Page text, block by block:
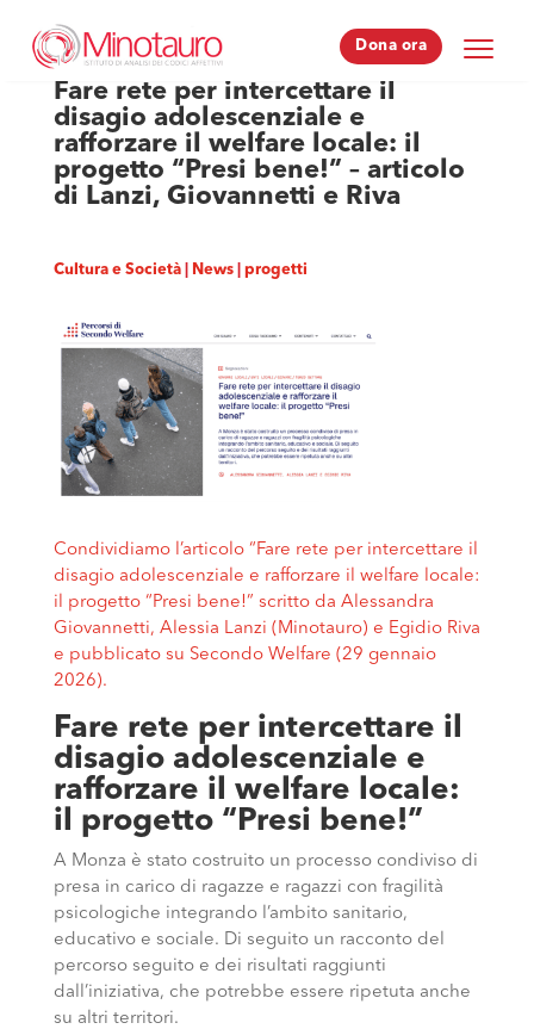
Dona ora
Dona ora
Fare rete per intercettare il
disagio adolescenziale e
rafforzare il welfare locale: il
progetto “Presi bene!” – articolo
di Lanzi, Giovannetti e Riva
Cultura e Società| News| progetti
Condividiamo l’articolo “Fare rete per intercettare il
disagio adolescenziale e rafforzare il welfare locale:
il progetto “Presi bene!” scritto da Alessandra
Giovannetti, Alessia Lanzi (Minotauro) e Egidio Riva
e pubblicato su Secondo Welfare (29 gennaio
2026).
Fare rete per intercettare il
disagio adolescenziale e
rafforzare il welfare locale:
il progetto “Presi bene!”
A Monza è stato costruito un processo condiviso di
presa in carico di ragazze e ragazzi con fragilità
psicologiche integrando l’ambito sanitario,
educativo e sociale. Di seguito un racconto del
percorso seguito e dei risultati raggiunti
dall’iniziativa, che potrebbe essere ripetuta anche
su altri territori.